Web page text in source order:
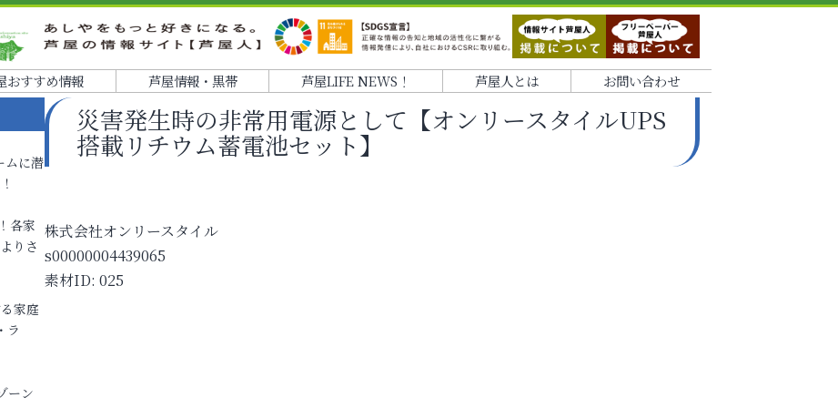
おすすめ情報 芦屋情報・黒帯 芦屋LIFE NEWS！ 芦屋人とは お問い合わせ
災害発生時の非常用電源として【オンリースタイルUPS
搭載リチウム蓄電池セット】
株式会社オンリースタイル
s00000004439065
素材ID: 025
に潜
各家
りさ
家庭
ラ
ーン